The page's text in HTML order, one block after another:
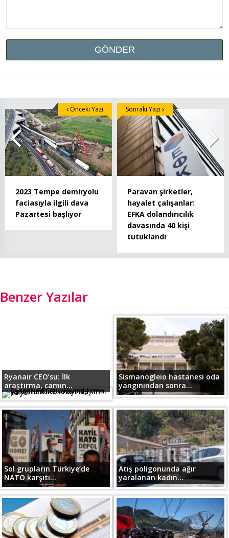
2023 Tempe demiryolu
faciasıyla ilgili dava
Pazartesi başlıyor
Önceki Yazı
Paravan şirketler,
hayalet çalışanlar:
EFKA dolandırıcılık
davasında 40 kişi
tutuklandı
Sonraki Yazı
Benzer Yazılar
Ryanair CEO’su: İlk
araştırma, camın...
Sismanogleio hastanesi oda
yangınından sonra...
Sol grupların Türkiye’de
NATO karşıtı...
Atış poligonunda ağır
yaralanan kadın...